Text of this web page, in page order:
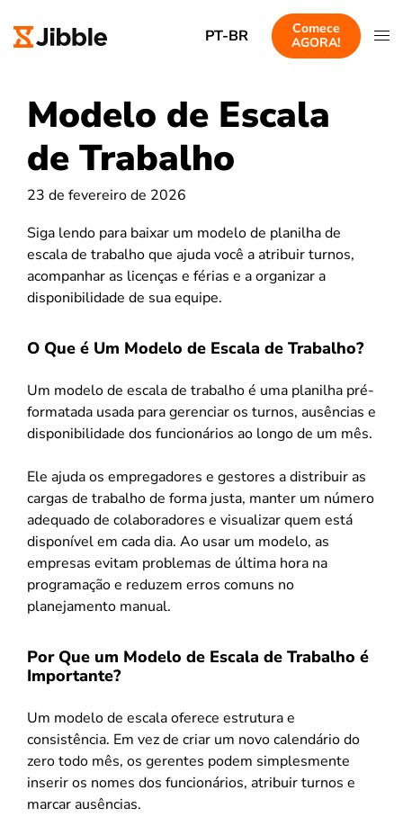
PT-BR
Comece
AGORA!
Modelo de Escala
de Trabalho
23 de fevereiro de 2026
Siga lendo para baixar um modelo de planilha de
escala de trabalho que ajuda você a atribuir turnos,
acompanhar as licenças e férias e a organizar a
disponibilidade de sua equipe.
O Que é Um Modelo de Escala de Trabalho?
Um modelo de escala de trabalho é uma planilha pré-
formatada usada para gerenciar os turnos, ausências e
disponibilidade dos funcionários ao longo de um mês.
Ele ajuda os empregadores e gestores a distribuir as
cargas de trabalho de forma justa, manter um número
adequado de colaboradores e visualizar quem está
disponível em cada dia. Ao usar um modelo, as
empresas evitam problemas de última hora na
programação e reduzem erros comuns no
planejamento manual.
Por Que um Modelo de Escala de Trabalho é
Importante?
Um modelo de escala oferece estrutura e
consistência. Em vez de criar um novo calendário do
zero todo mês, os gerentes podem simplesmente
inserir os nomes dos funcionários, atribuir turnos e
marcar ausências.